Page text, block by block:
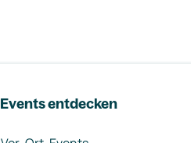
Events entdecken